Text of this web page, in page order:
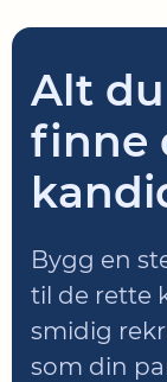
Alt
finne
Bygg en
til de rette
smidig
som din